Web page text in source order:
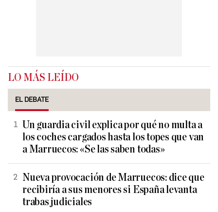
LO MÁS LEÍDO
EL DEBATE
Un guardia civil explica por qué no multa a
los coches cargados hasta los topes que van
a Marruecos: «Se las saben todas»
Nueva provocación de Marruecos: dice que
recibiría a sus menores si España levanta
trabas judiciales